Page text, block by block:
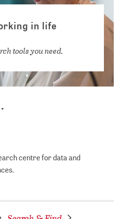
in life
tools you need.
centre for data and